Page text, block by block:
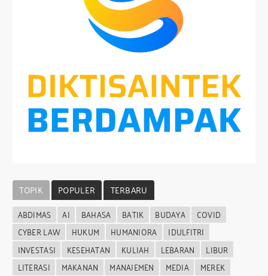
TOPIK POPULER
TERBARU
ABDIMAS
AI BAHASA BATIK BUDAYA
COVID
CYBER LAW
HUKUM HUMANIORA
IDULFITRI
INVESTASI
KESEHATAN KULIAH LEBARAN
LIBUR
LITERASI
MAKANAN MANAJEMEN MEDIA
MEREK